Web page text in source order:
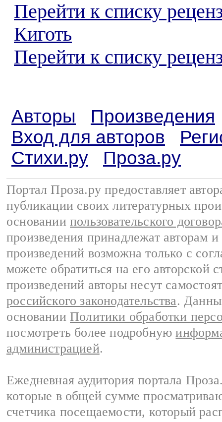
Перейти к списку
Киготь
Перейти к списку
Авторы
Произведения
Вход для авторов
Стихи.ру
Проза.ру
Портал Проза.ру предоставляет
публикации своих литературных
основании пользовательского
произведения принадлежат авторам
произведений возможна только с
можете обратиться на его авторской
произведений авторы несут
российского законодательства.
основании Политики обработки
посмотреть более подробную
администрацией.
Ежедневная аудитория портала
которые в общей сумме
счетчика посещаемости, который